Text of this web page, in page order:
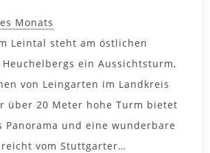
Monats
Leintal steht am östlichen
ein Aussichtsturm,
von Leingarten im Landkreis
über 20 Meter hohe Turm bietet
Panorama und eine wunderbare
vom Stuttgarter…